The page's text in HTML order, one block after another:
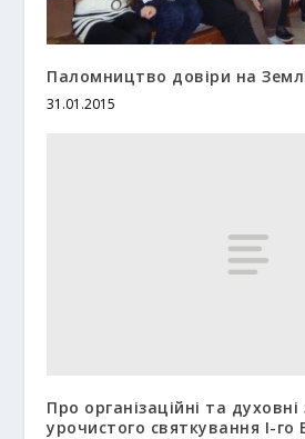
Паломництво довіри на
31.01.2015
Про організаційні та
урочистого святкування І-го